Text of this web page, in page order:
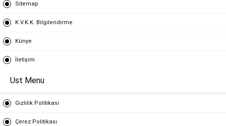
Sitemap
K.V.K.K. Bilgilendirme
Künye
İletişim
Ust Menu
Gizlilik Politikası
Çerez Politikası